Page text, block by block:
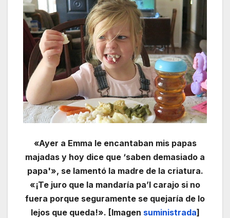
«Ayer a Emma le encantaban mis papas
majadas y hoy dice que ‘saben demasiado a
papa'», se lamentó la madre de la criatura.
«¡Te juro que la mandaría pa’l carajo si no
fuera porque seguramente se quejaría de lo
lejos que queda!». [Imagen suministrada]